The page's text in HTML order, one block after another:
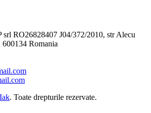
RO26828407 J04/372/2010, str Alecu
600134 Romania
Iak. Toate drepturile rezervate.